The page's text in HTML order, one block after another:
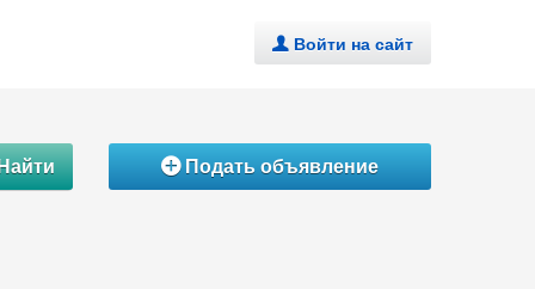
. Войти на сайт
ÁПодать объявление